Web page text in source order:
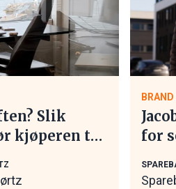
Slik
kjøperen tar
for